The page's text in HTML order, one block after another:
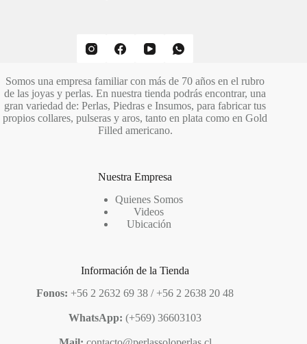
Somos una empresa familiar con más de 70 años en el rubro
de las joyas y perlas. En nuestra tienda podrás encontrar, una
gran variedad de: Perlas, Piedras e Insumos, para fabricar tus
propios collares, pulseras y aros, tanto en plata como en Gold
Filled americano.
Nuestra Empresa
Quienes Somos
Videos
Ubicación
Información de la Tienda
Fonos: +56 2 2632 69 38 / +56 2 2638 20 48
WhatsApp: (+569) 36603103